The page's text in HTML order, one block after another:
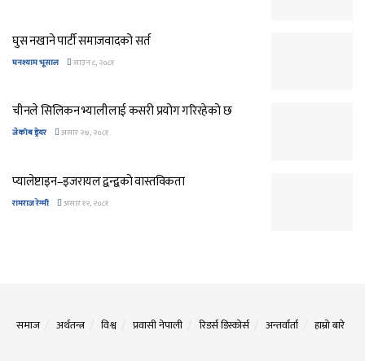
घुस नखाने पार्टी समाजवादको सर्त
घनश्याम भूसाल साउन ८, २०८१
चीनले सिलिकन भ्यालीलाई कसरी प्रयोग गरिरहेको छ
जेकोब ड्रेयर असार २७, २०८१
प्यालेष्टाइन–इजरायल द्वन्द्वको वास्तविकता
रामराज रेग्मी असार १२, २०८१
समाज अर्थतन्त्र विश्व प्रवासी नेपाली रिडर्स डिस्कोर्स अन्तर्वार्ता हाम्रो बारे